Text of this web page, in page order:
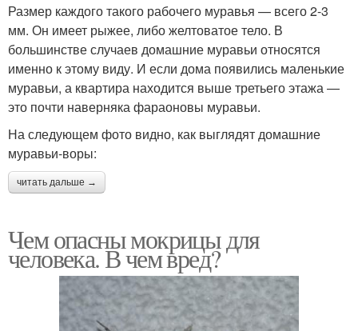
Размер каждого такого рабочего муравья — всего 2-3
мм. Он имеет рыжее, либо желтоватое тело. В
большинстве случаев домашние муравьи относятся
именно к этому виду. И если дома появились маленькие
муравьи, а квартира находится выше третьего этажа —
это почти наверняка фараоновы муравьи.
На следующем фото видно, как выглядят домашние
муравьи-воры:
читать дальше →
Чем опасны мокрицы для
человека. В чем вред?